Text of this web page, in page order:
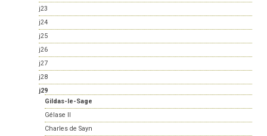
j23
j24
j25
j26
j27
j28
j29
Gildas-le-Sage
Gélase II
Charles de Sayn